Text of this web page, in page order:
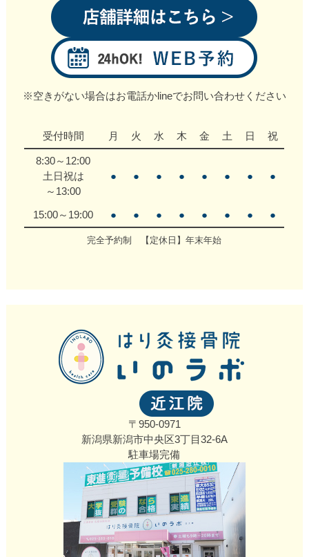
※空きがない場合はお電話かlineでお問い合わせください
受付時間 月 火 水 木 金 土 日 祝
8:30～12:00
土日祝は
～13:00
● ● ● ● ● ● ● ●
15:00～19:00 ● ● ● ● ● ● ● ●
完全予約制 【定休日】年末年始
〒950-0971
新潟県新潟市中央区3丁目32‐6A
駐車場完備